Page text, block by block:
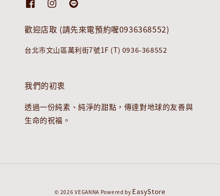
歡迎店取 (請先來電預約喔0936368552)
台北市文山區萬利街7號1F (T) 0936-368552
我們的初衷
透過一份純素、純淨的甜點，傳達對地球的友善與
生命的祝福。
© 2026 VEGANNA Powered by EasyStore